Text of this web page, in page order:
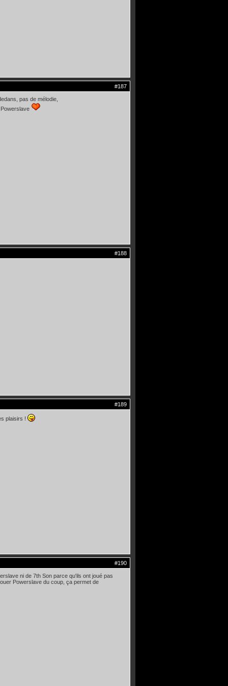
#187
pas de mélodie,
#188
#189
plaisirs !
#190
ni de 7th Son parce qu'ils ont joué pas
Powerslave du coup, ça permet de